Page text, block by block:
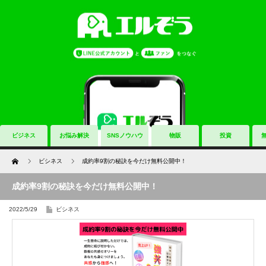
ビジネス お悩み解決 SNSノウハウ 物販 投資
Home ビシネス 成約率9割の秘訣を今だけ無料公開中！
成約率9割の秘訣を今だけ無料公開中！
2022/5/29 ビシネス